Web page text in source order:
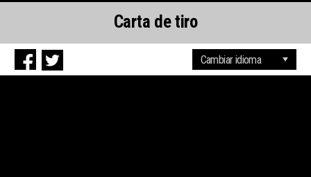
Carta de tiro